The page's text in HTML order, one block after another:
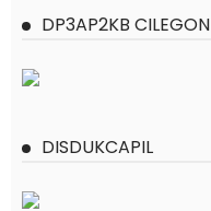
DP3AP2KB CILEGON
DISDUKCAPIL